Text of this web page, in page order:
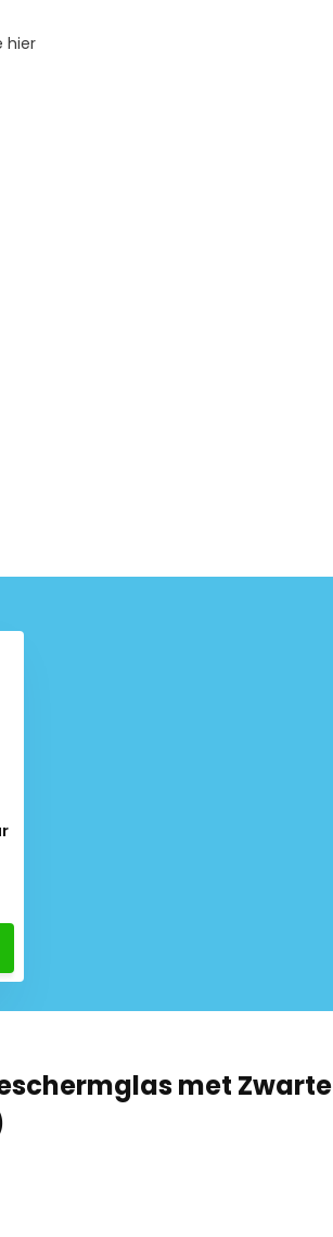
hier
met Zwarte